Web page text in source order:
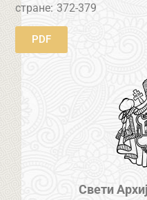
стране: 372-379
PDF
Свети